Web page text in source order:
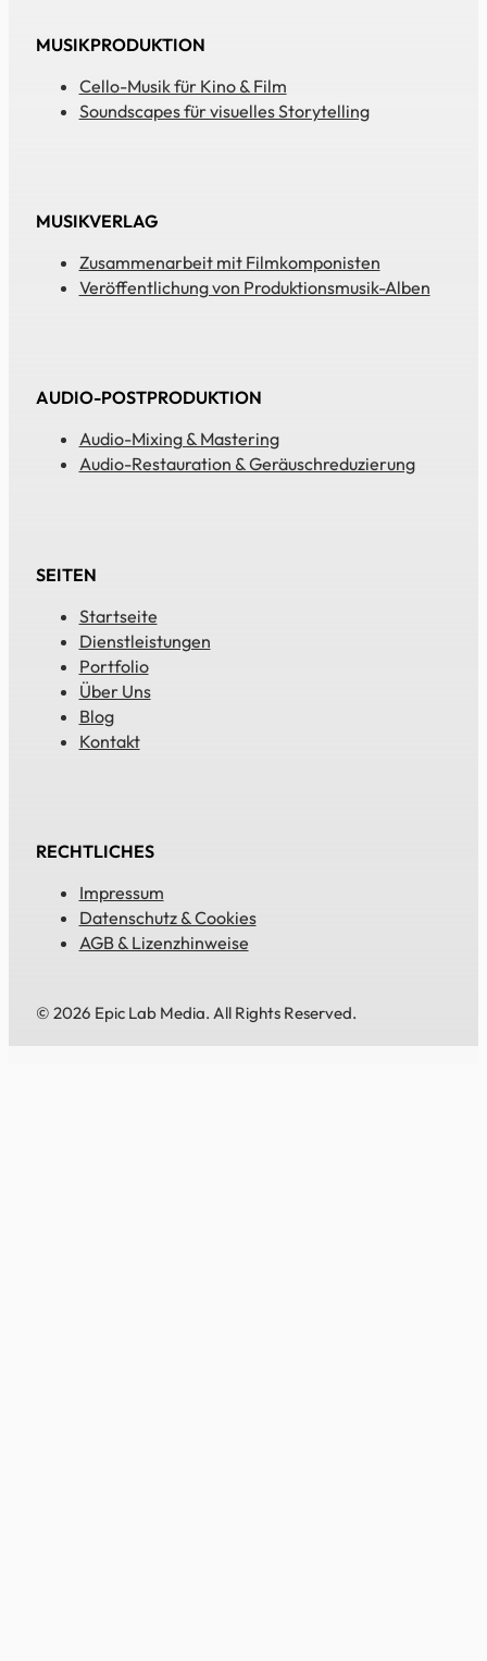
MUSIKPRODUKTION
Cello-Musik für Kino & Film
Soundscapes für visuelles Storytelling
MUSIKVERLAG
Zusammenarbeit mit Filmkomponisten
Veröffentlichung von Produktionsmusik-Alben
AUDIO-POSTPRODUKTION
Audio-Mixing & Mastering
Audio-Restauration & Geräuschreduzierung
SEITEN
Startseite
Dienstleistungen
Portfolio
Über Uns
Blog
Kontakt
RECHTLICHES
Impressum
Datenschutz & Cookies
AGB & Lizenzhinweise
© 2026 Epic Lab Media. All Rights Reserved.